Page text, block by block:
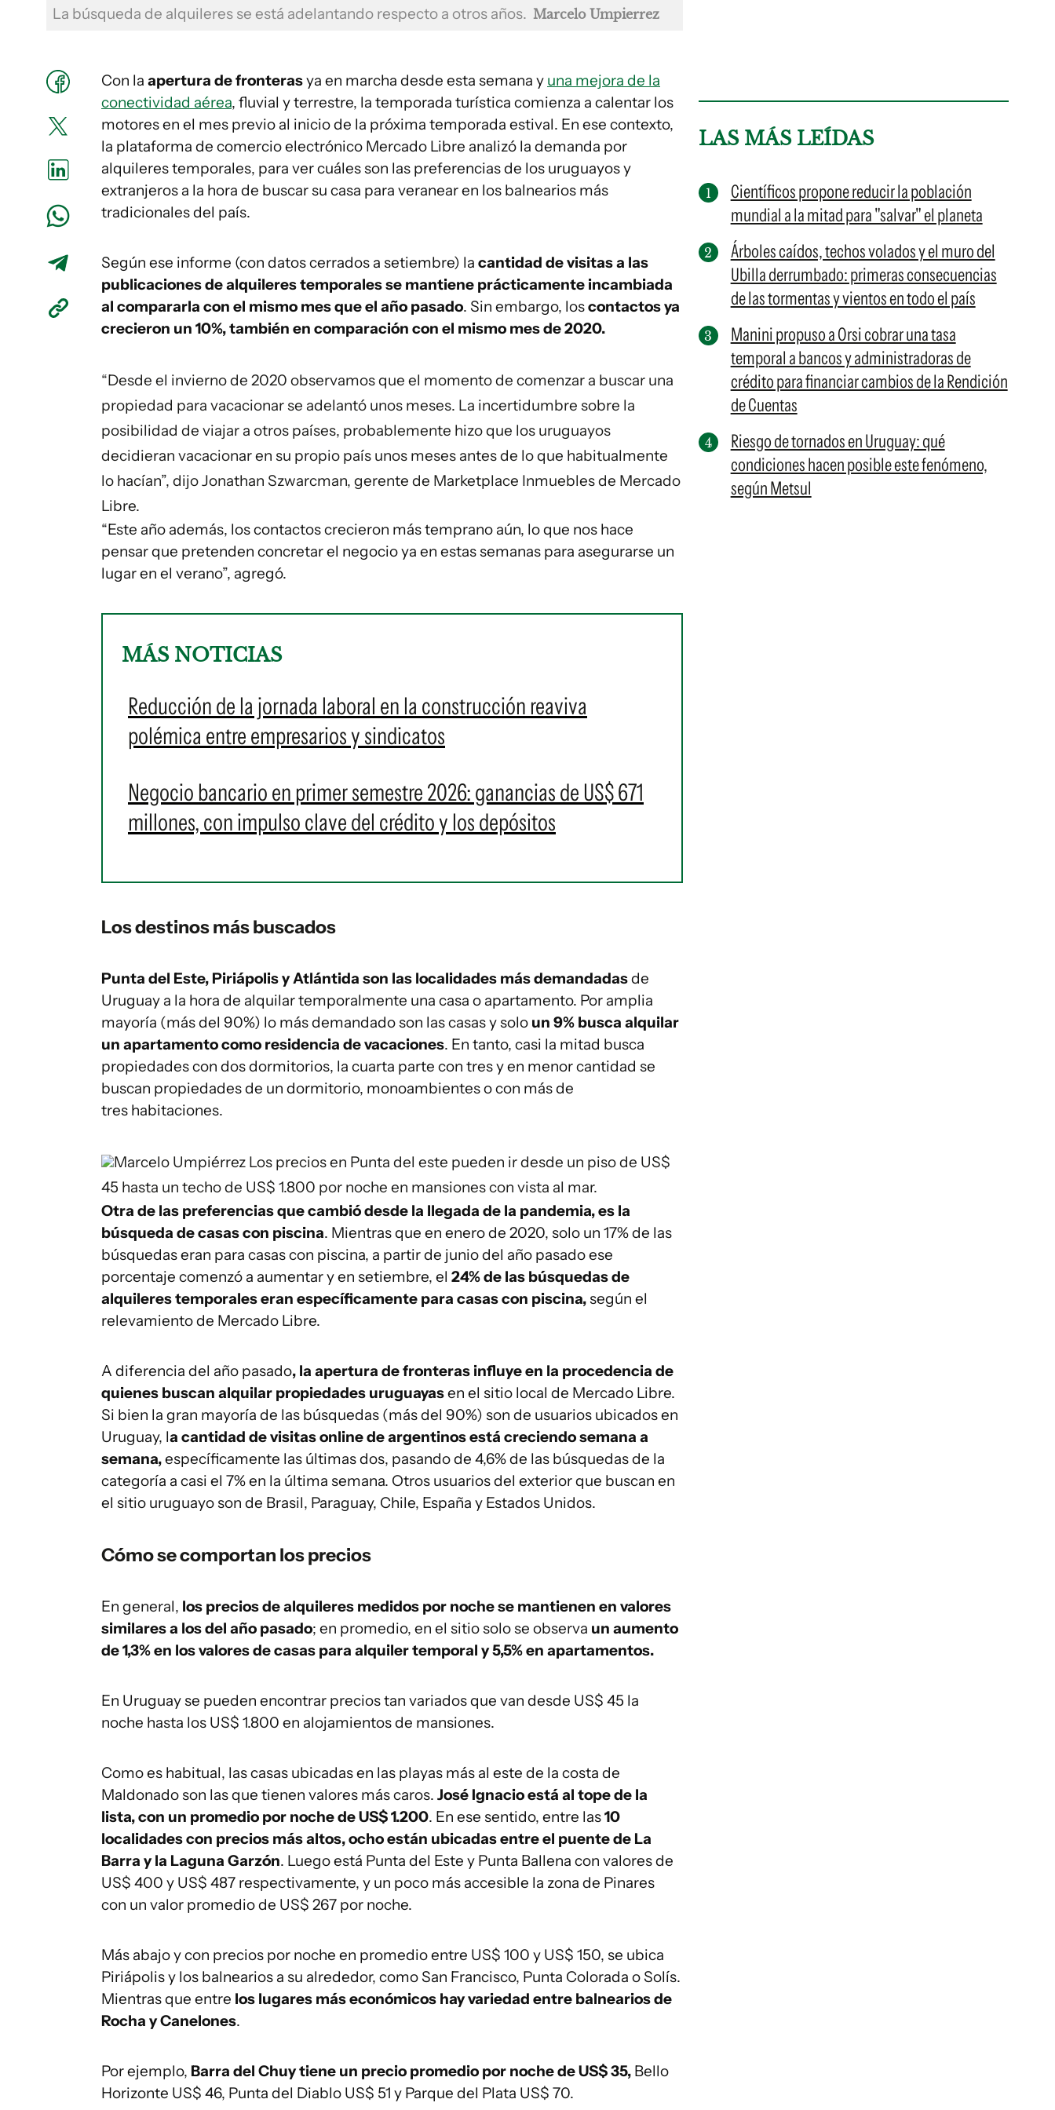
La búsqueda de alquileres se está adelantando respecto a otros años. Marcelo Umpierrez
Con la apertura de fronterasya en marcha desde esta semana y una mejora de la
conectividad aérea, fluvial y terrestre, la temporada turística comienza a calentar los
motores en el mes previo al inicio de la próxima temporada estival. En ese contexto,
la plataforma de comercio electrónico Mercado Libre analizó la demanda por
alquileres temporales, para ver cuáles son las preferencias de los uruguayos y
extranjeros a la hora de buscar su casa para veranear en los balnearios más
tradicionales del país.
Según ese informe (con datos cerrados a setiembre) la cantidad de visitas a las
publicaciones de alquileres temporales se mantiene prácticamente incambiada
al compararla con el mismo mes que el año pasado. Sin embargo, loscontactos ya
crecieron un 10%, también en comparación con el mismo mes de 2020.
“Desde el invierno de 2020 observamos que el momento de comenzar a buscar una
propiedad para vacacionar se adelantó unos meses. La incertidumbre sobre la
posibilidad de viajar a otros países, probablemente hizo que los uruguayos
decidieran vacacionar en su propio país unos meses antes de lo que habitualmente
lo hacían”, dijo Jonathan Szwarcman, gerente de Marketplace Inmuebles de Mercado
Libre.
“Este año además, los contactos crecieron más temprano aún, lo que nos hace
pensar que pretenden concretar el negocio ya en estas semanas para asegurarse un
lugar en el verano”, agregó.
MÁS NOTICIAS
Reducción de la jornada laboral en la construcción reaviva
polémica entre empresarios y sindicatos
Negocio bancario en primer semestre 2026: ganancias de US$ 671
millones, con impulso clave del crédito y los depósitos
Los destinos más buscados
Punta del Este, Piriápolis y Atlántida son las localidades más demandadasde
Uruguay a la hora de alquilar temporalmente una casa o apartamento. Por amplia
mayoría (más del 90%) lo más demandado son las casas y solo un 9% busca alquilar
un apartamento como residencia de vacaciones. En tanto, casi la mitad busca
propiedades con dos dormitorios, la cuarta parte con tres y en menor cantidad se
buscan propiedades de un dormitorio, monoambientes o con más de
tres habitaciones.
Marcelo Umpiérrez Los precios en Punta del este pueden ir desde un piso de US$
45 hasta un techo de US$ 1.800 por noche en mansiones con vista al mar.
Otra de las preferencias que cambió desde la llegada de la pandemia, es la
búsqueda de casas con piscina. Mientras que en enero de 2020, solo un 17% de las
búsquedas eran para casas con piscina, a partir de junio del año pasado ese
porcentaje comenzó a aumentar y en setiembre, el 24% de las búsquedas de
alquileres temporales eran específicamente para casas con piscina,según el
relevamiento de Mercado Libre.
A diferencia del año pasado, la apertura de fronteras influye en la procedencia de
quienes buscan alquilar propiedades uruguayasen el sitio local de Mercado Libre.
Si bien la gran mayoría de las búsquedas (más del 90%) son de usuarios ubicados en
Uruguay, la cantidad de visitas online de argentinos está creciendo semana a
semana,específicamente las últimas dos, pasando de 4,6% de las búsquedas de la
categoría a casi el 7% en la última semana. Otros usuarios del exterior que buscan en
el sitio uruguayo son de Brasil, Paraguay, Chile, España y Estados Unidos.
Cómo se comportan los precios
En general, los precios de alquileres medidos por noche se mantienen en valores
similares a los del año pasado; en promedio, en el sitio solo se observa un aumento
de 1,3% en los valores de casas para alquiler temporal y 5,5% en apartamentos.
En Uruguay se pueden encontrar precios tan variados que van desde US$ 45 la
noche hasta los US$ 1.800 en alojamientos de mansiones.
Como es habitual, las casas ubicadas en las playas más al este de la costa de
Maldonado son las que tienen valores más caros. José Ignacio está al tope de la
lista, con un promedio por noche de US$ 1.200. En ese sentido, entre las10
localidades con precios más altos, ocho están ubicadas entre el puente de La
Barra y la Laguna Garzón. Luego está Punta del Este y Punta Ballena con valores de
US$ 400 y US$ 487 respectivamente, y un poco más accesible la zona de Pinares
con un valor promedio de US$ 267 por noche.
Más abajo y con precios por noche en promedio entre US$ 100 y US$ 150, se ubica
Piriápolis y los balnearios a su alrededor, como San Francisco, Punta Colorada o Solís.
Mientras que entre los lugares más económicos hay variedad entre balnearios de
Rocha y Canelones.
Por ejemplo, Barra del Chuy tiene un precio promedio por noche de US$ 35, Bello
Horizonte US$ 46, Punta del Diablo US$ 51 y Parque del Plata US$ 70.
LAS MÁS LEÍDAS
Científicos propone reducir la población
mundial a la mitad para "salvar" el planeta
Árboles caídos, techos volados y el muro del
Ubilla derrumbado: primeras consecuencias
de las tormentas y vientos en todo el país
Manini propuso a Orsi cobrar una tasa
temporal a bancos y administradoras de
crédito para financiar cambios de la Rendición
de Cuentas
Riesgo de tornados en Uruguay: qué
condiciones hacen posible este fenómeno,
según Metsul